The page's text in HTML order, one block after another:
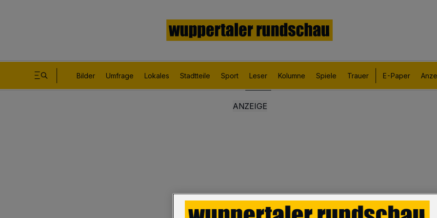
Bilder Umfrage Lokales Stadtteile Sport Leser Kolumne Spiele Trauer E-Paper